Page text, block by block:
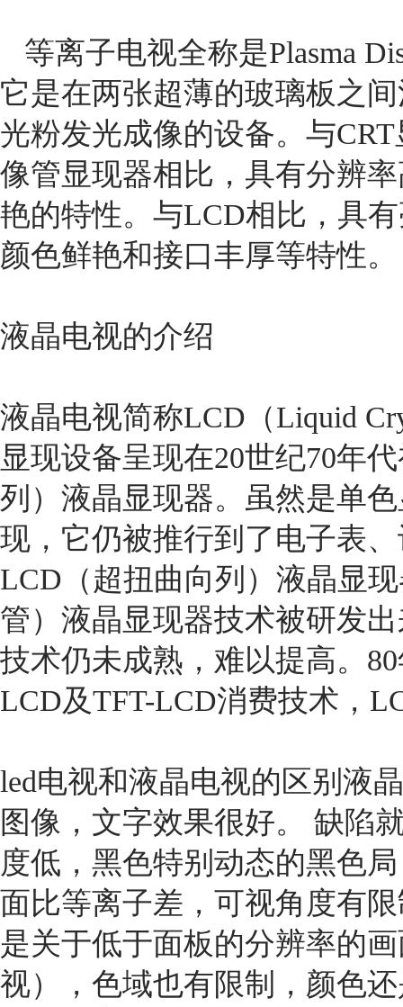
等离子电视全称是Plasma
它是在两张超薄的玻璃板之
光粉发光成像的设备。与CRT
像管显现器相比，具有分辨
艳的特性。与LCD相比，具
颜色鲜艳和接口丰厚等特性。
液晶电视的介绍
液晶电视简称LCD（Liquid
显现设备呈现在20世纪70年
列）液晶显现器。虽然是单
现，它仍被推行到了电子表
LCD（超扭曲向列）液晶显
管）液晶显现器技术被研发
技术仍未成熟，难以提高。
LCD及TFT-LCD消费技术，
led电视和液晶电视的区别液
图像，文字效果很好。 缺陷
度低，黑色特别动态的黑色局
面比等离子差，可视角度有
是关于低于面板的分辨率的
视），色域也有限制，颜色